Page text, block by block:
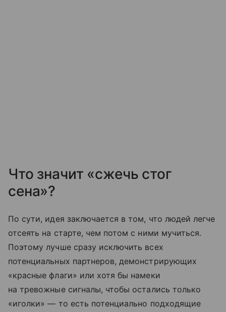
Что значит «сжечь стог
сена»?
По сути, идея заключается в том, что людей легче
отсеять на старте, чем потом с ними мучиться.
Поэтому лучше сразу исключить всех
потенциальных партнеров, демонстрирующих
«красные флаги» или хотя бы намеки
на тревожные сигналы, чтобы остались только
«иголки» — то есть потенциально подходящие